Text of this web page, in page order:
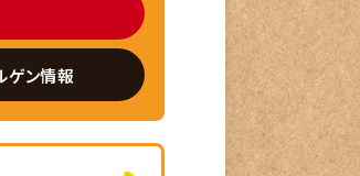
ゲン情報